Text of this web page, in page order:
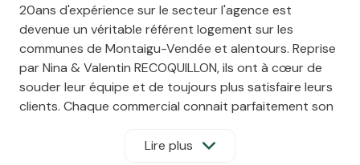
20ans d'expérience sur le secteur l'agence est
devenue un véritable référent logement sur les
communes de Montaigu-Vendée et alentours. Reprise
par Nina & Valentin RECOQUILLON, ils ont à cœur de
souder leur équipe et de toujours plus satisfaire leurs
clients. Chaque commercial connait parfaitement son
du premier appel téléphonique jusqu'à la signature
Lire plus